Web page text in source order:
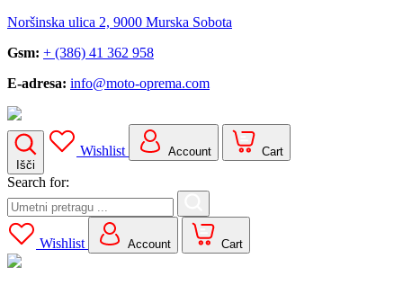
Noršinska ulica 2, 9000 Murska Sobota
Gsm: + (386) 41 362 958
E-adresa: info@moto-oprema.com
Išči
Wishlist Account Cart
Search for:
Wishlist Account Cart